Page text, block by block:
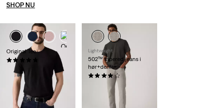
+1
Original Tee
kr 329,00
Lightweight
502™ tapered jeans i
hør+denim
(124)
Original
Price
kr 1.149,00
rabat
på laveste
30-dages pris
SHOP NU